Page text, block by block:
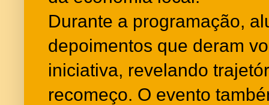
Durante a programação,
depoimentos que deram
iniciativa, revelando
recomeço. O evento